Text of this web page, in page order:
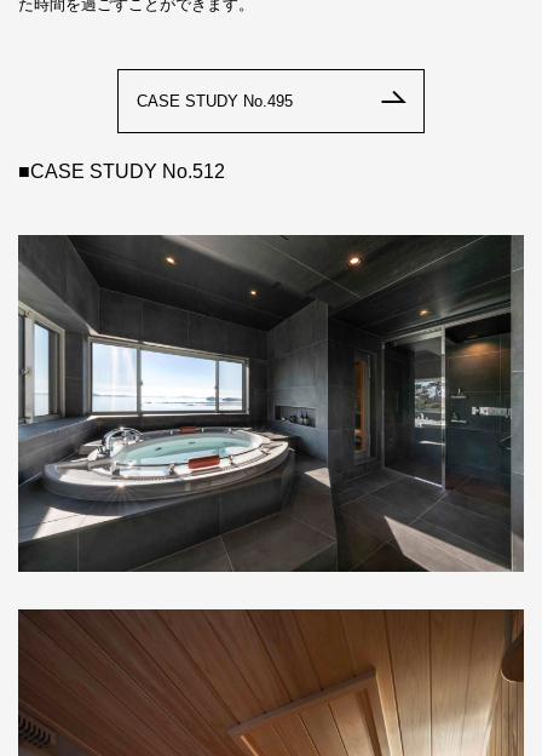
た時間を過ごすことができます。
CASE STUDY No.495
■CASE STUDY No.512